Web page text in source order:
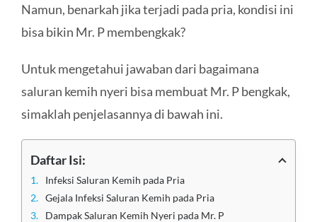
Namun, benarkah jika terjadi pada pria, kondisi ini
bisa bikin Mr. P membengkak?
Untuk mengetahui jawaban dari bagaimana
saluran kemih nyeri bisa membuat Mr. P bengkak,
simaklah penjelasannya di bawah ini.
Daftar Isi:
Infeksi Saluran Kemih pada Pria
Gejala Infeksi Saluran Kemih pada Pria
Dampak Saluran Kemih Nyeri pada Mr. P